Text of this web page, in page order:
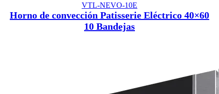
VTL-NEVO-10E
Horno de convección Patisserie Eléctrico 40×60
10 Bandejas